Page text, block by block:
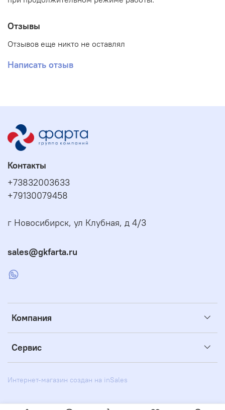
Отзывы
Отзывов еще никто не оставлял
Написать отзыв
Компания
Сервис
Контакты
+73832003633
+79130079458
г Новосибирск, ул Клубная, д 4/3
sales@gkfarta.ru
Интернет-магазин создан на inSales